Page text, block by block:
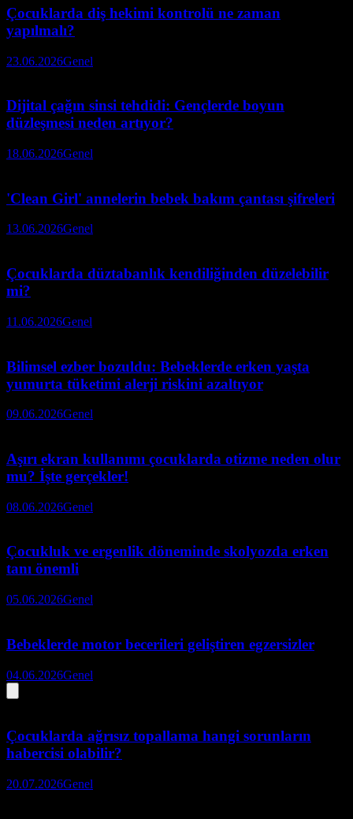
Çocuklarda diş hekimi kontrolü ne zaman
yapılmalı?
23.06.2026Genel
Dijital çağın sinsi tehdidi: Gençlerde boyun
düzleşmesi neden artıyor?
18.06.2026Genel
'Clean Girl' annelerin bebek bakım çantası şifreleri
13.06.2026Genel
Çocuklarda düztabanlık kendiliğinden düzelebilir
mi?
11.06.2026Genel
Bilimsel ezber bozuldu: Bebeklerde erken yaşta
yumurta tüketimi alerji riskini azaltıyor
09.06.2026Genel
Aşırı ekran kullanımı çocuklarda otizme neden olur
mu? İşte gerçekler!
08.06.2026Genel
Çocukluk ve ergenlik döneminde skolyozda erken
tanı önemli
05.06.2026Genel
Bebeklerde motor becerileri geliştiren egzersizler
04.06.2026Genel
Çocuklarda ağrısız topallama hangi sorunların
habercisi olabilir?
20.07.2026Genel